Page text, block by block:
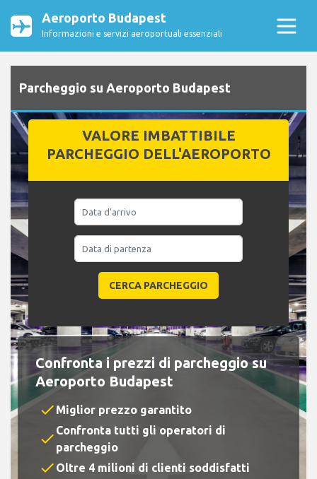
Aeroporto Budapest
Informazioni e servizi aeroportuali essenziali
Parcheggio su Aeroporto Budapest
VALORE IMBATTIBILE
PARCHEGGIO DELL'AEROPORTO
Confronta i prezzi di parcheggio su
Aeroporto Budapest
check Miglior prezzo garantito
check Confronta tutti gli operatori di
parcheggio
check Oltre 4 milioni di clienti soddisfatti